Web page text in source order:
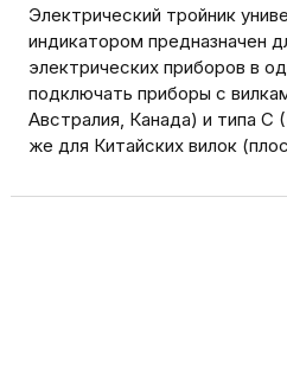
Электрический тройник
индикатором предназначен
электрических приборов в
подключать приборы с
Австралия, Канада) и типа С
же для Китайских вилок